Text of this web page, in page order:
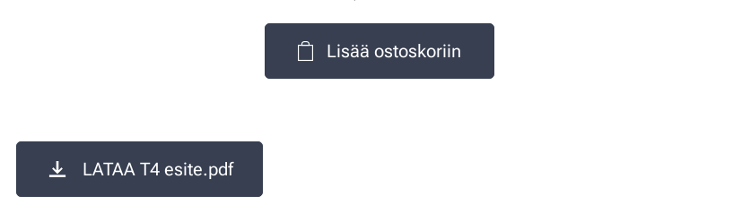
Lisää ostoskoriin
LATAA T4 esite.pdf